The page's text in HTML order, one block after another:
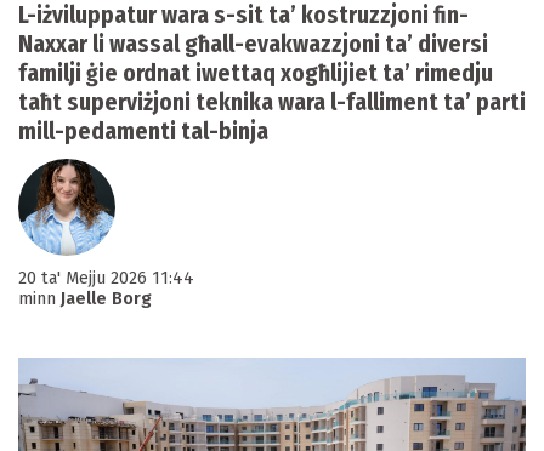
L-iżviluppatur wara s-sit ta’ kostruzzjoni fin-
Naxxar li wassal għall-evakwazzjoni ta’ diversi
familji ġie ordnat iwettaq xogħlijiet ta’ rimedju
taħt superviżjoni teknika wara l-falliment ta’ parti
mill-pedamenti tal-binja
20 ta' Mejju 2026 11:44
minn Jaelle Borg